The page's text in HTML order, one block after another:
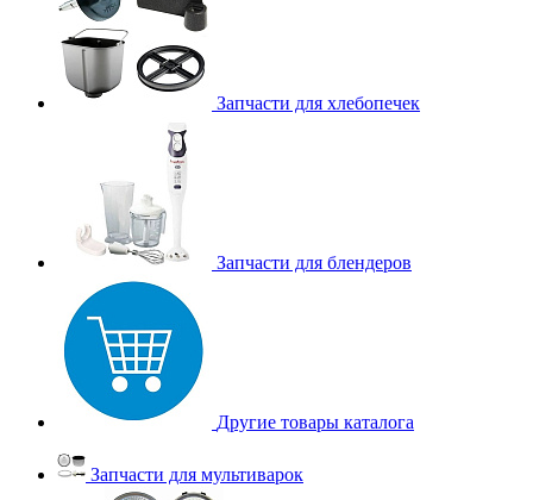
Запчасти для хлебопечек
Запчасти для блендеров
Другие товары каталога
Запчасти для мультиварок